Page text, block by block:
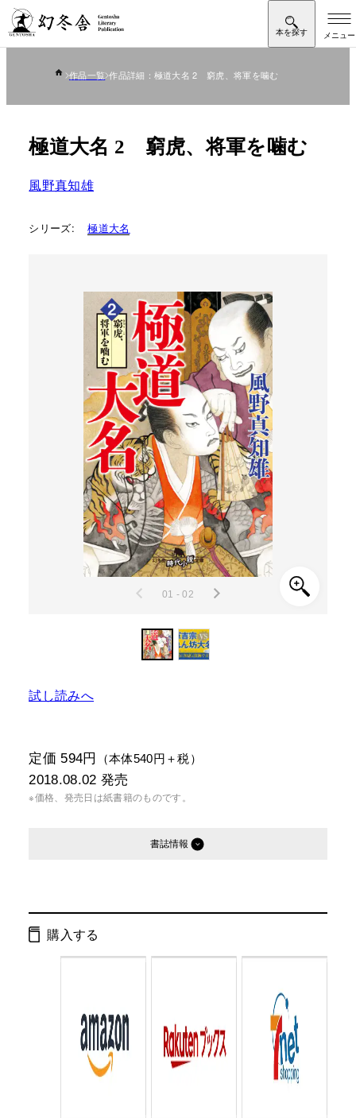
作品一覧 作品詳細：極道大名 2 窮虎、将軍を噛む
極道大名 2 窮虎、将軍を噛む
風野真知雄
シリーズ: 極道大名
01 - 02
試し読みへ
定価 594円 （本体540円＋税）
2018.08.02 発売
※価格、発売日は紙書籍のものです。
書誌情報
ページ数：
判型： 文庫判
購入する